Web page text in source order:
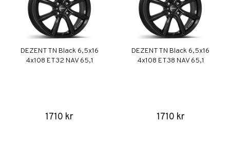
DEZENT TN Black 6,5x16
4x108 ET32 NAV 65,1
1710 kr
DEZENT TN Black 6,5x16
4x108 ET38 NAV 65,1
1710 kr